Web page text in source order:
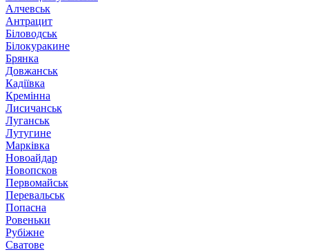
Алчевськ
Антрацит
Біловодськ
Білокуракине
Брянка
Довжанськ
Кадіївка
Кремінна
Лисичанськ
Луганськ
Лутугине
Марківка
Новоайдар
Новопсков
Первомайськ
Перевальськ
Попасна
Ровеньки
Рубіжне
Сватове